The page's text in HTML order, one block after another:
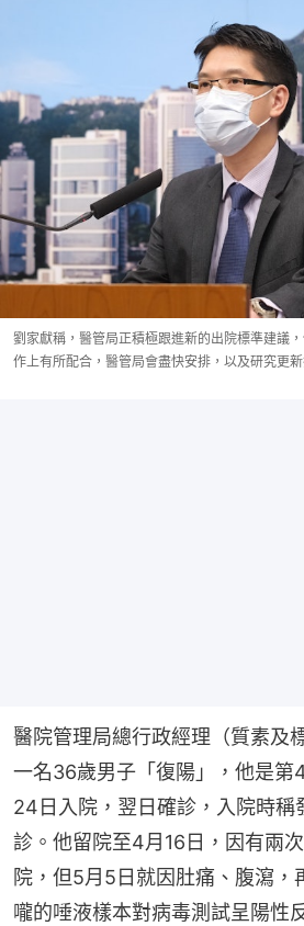
劉家獻稱，醫管局正積極跟進新的出院標準建議
作上有所配合，醫管局會盡快安排，以及研究更
醫院管理局總行政經理（質素及
一名36歲男子「復陽」，他是第
24日入院，翌日確診，入院時稱
診。他留院至4月16日，因有兩
院，但5月5日就因肚痛、腹瀉，
嚨的唾液樣本對病毒測試呈陽性